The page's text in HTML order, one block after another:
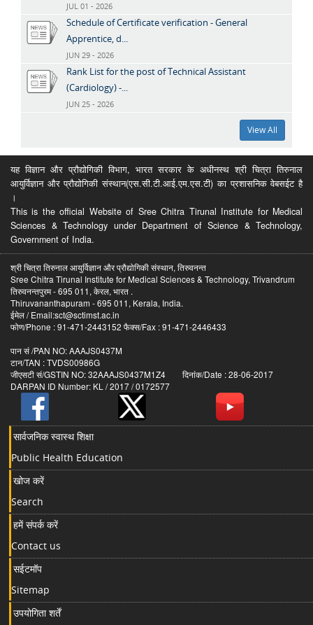
JUL 01 - 2026
Schedule of Certificate verification - General
Apprentice, d...
JUN 29 - 2026
Rank List for the post of Technical Assistant
(Cardiology) -...
JUN 25 - 2026
View All
यह विज्ञान और प्रौद्योगिकी विभाग, भारत सरकार के अधीनस्थ श्री चित्रा तिरुनाल
आयुर्विज्ञान और प्रौद्योगिकी संस्थान(एस.सी.टी.आई.एम.एस.टी) का प्रशासनिक वेबसईट है
।
This is the official Website of Sree Chitra Tirunal Institute for Medical
Sciences & Technology under Department of Science & Technology,
Government of India.
श्री चित्रा तिरुनाल आयुर्विज्ञान और प्रौद्योगिकी संस्थान, तिरुवनन्त
Sree Chitra Tirunal Institute for Medical Sciences & Technology, Trivandrum
तिरुवनन्तपुरम - 695 011, केरल, भारत .
Thiruvananthapuram - 695 011, Kerala, India.
ईमेल / Email:sct@sctimst.ac.in
फोण/Phone : 91-471-2443152 फैक्स/Fax : 91-471-2446433
पान सं /PAN NO: AAAJS0437M
टान/TAN : TVDS00986G
जीएसटी सं/GSTIN NO: 32AAAJS0437M1Z4 दिनांक/Date : 28-06-2017
DARPAN ID Number: KL / 2017 / 0172577
सार्वजनिक स्वास्थ शिक्षा
Public Health Education
खोज करें
Search
हमें संपर्क करें
Contact us
सईटमॉप
Sitemap
उपयोगिता शर्तें